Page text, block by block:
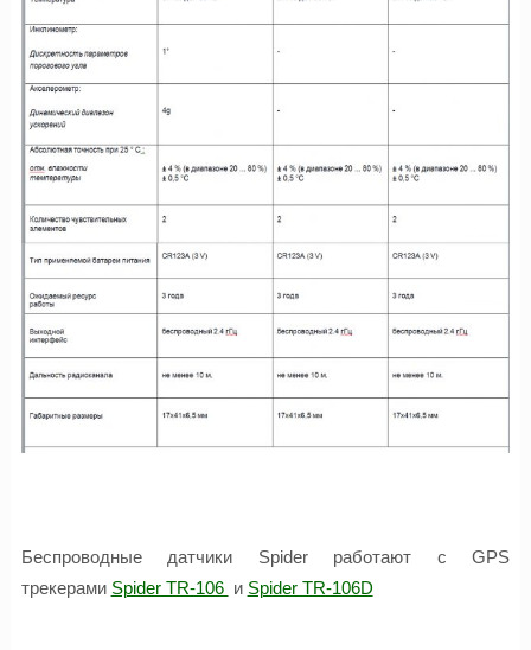
Беспроводные датчики Spider работают с GPS
трекерами Spider TR-106 и Spider TR-106D